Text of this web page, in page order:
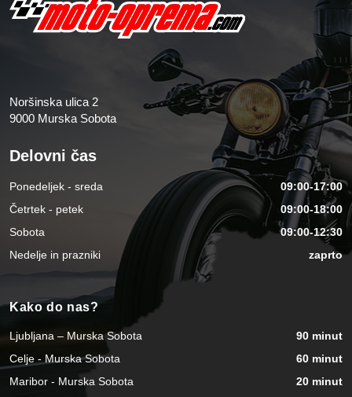
Noršinska ulica 2
9000 Murska Sobota
Delovni čas
Ponedeljek - sreda
09:00-17:00
Četrtek - petek
09:00-18:00
Sobota
09:00-12:30
Nedelje in prazniki
zaprto
Kako do nas?
Ljubljana – Murska Sobota
90 minut
Celje - Murska Sobota
60 minut
Maribor - Murska Sobota
20 minut